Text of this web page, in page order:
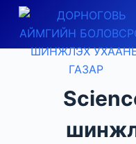
S
k
i